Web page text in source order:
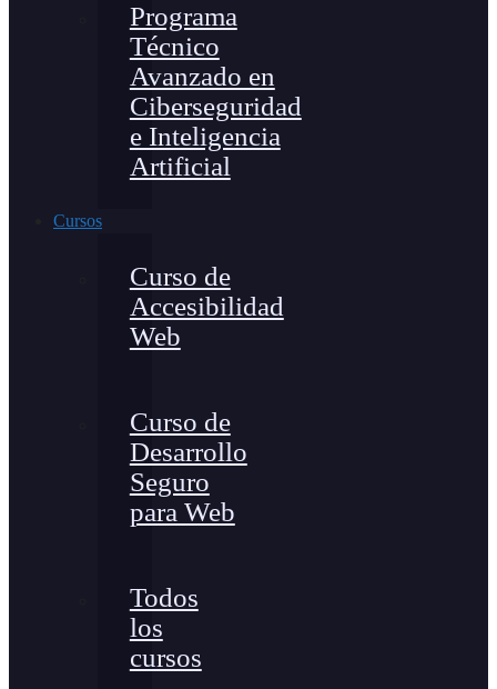
Programa
Técnico
Avanzado en
Ciberseguridad
e Inteligencia
Artificial
Cursos
Curso de
Accesibilidad
Web
Curso de
Desarrollo
Seguro
para Web
Todos
los
cursos